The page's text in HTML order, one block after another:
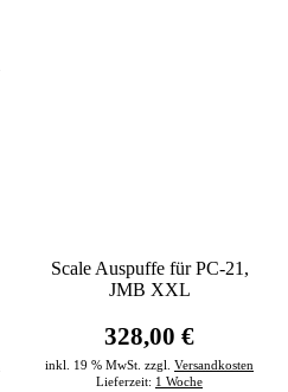
Scale Auspuffe für PC-21,
JMB XXL
328,00 €
inkl. 19 % MwSt. zzgl. Versandkosten
Lieferzeit: 1 Woche